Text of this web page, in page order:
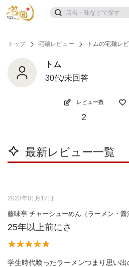
トップ 宅麺レビュー トムの宅麺レ
トム
30代/未回答
レビュー数
2
最新レビュー一覧
2023年01月17日
藤味亭 チャーシューめん（ラーメン・醤
25年以上前にさ
学生時代喰ったラーメンつまり思い出